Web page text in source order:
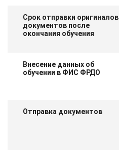
Срок отправки оригиналов
документов после
окончания обучения
Внесение данных об
обучении в ФИС ФРДО
Отправка документов